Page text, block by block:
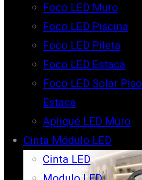
Foco LED Muro
Foco LED Piscina
Foco LED Pileta
Foco LED Estaca
Foco LED Solar Piso
Estaca
Apliqué LED Muro
Cinta Módulo LED
Cinta LED